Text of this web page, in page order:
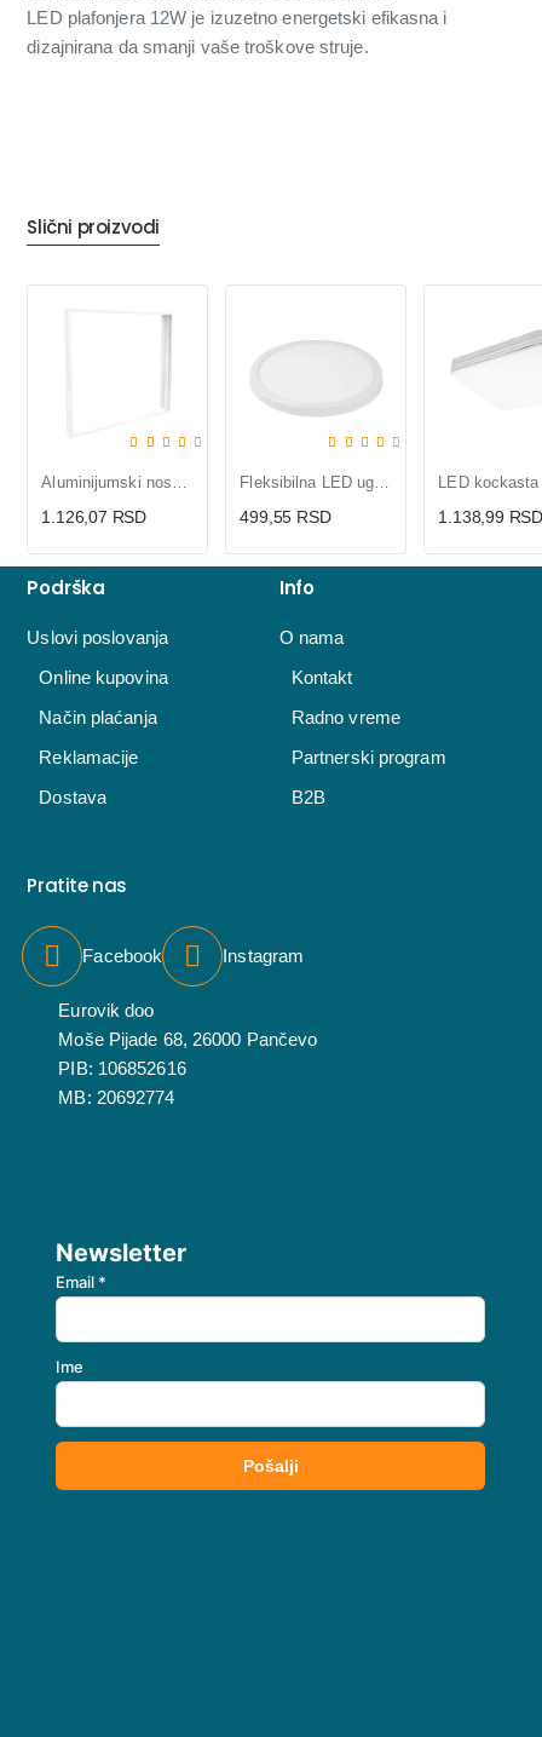
LED plafonjera 12W je izuzetno energetski efikasna i
dizajnirana da smanji vaše troškove struje.
Slični proizvodi
1.126,07 RSD 499,55 RSD 1.138,99 RSD
Podrška
Uslovi poslovanja
Online kupovina
Način plaćanja
Reklamacije
Dostava
Info
O nama
Kontakt
Radno vreme
Partnerski program
B2B
Pratite nas
Facebook Instagram
Eurovik doo
Moše Pijade 68, 26000 Pančevo
PIB: 106852616
MB: 20692774